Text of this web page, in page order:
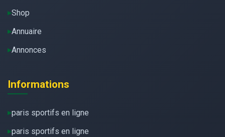
Shop
Annuaire
Annonces
Informations
paris sportifs en ligne
paris sportifs en ligne